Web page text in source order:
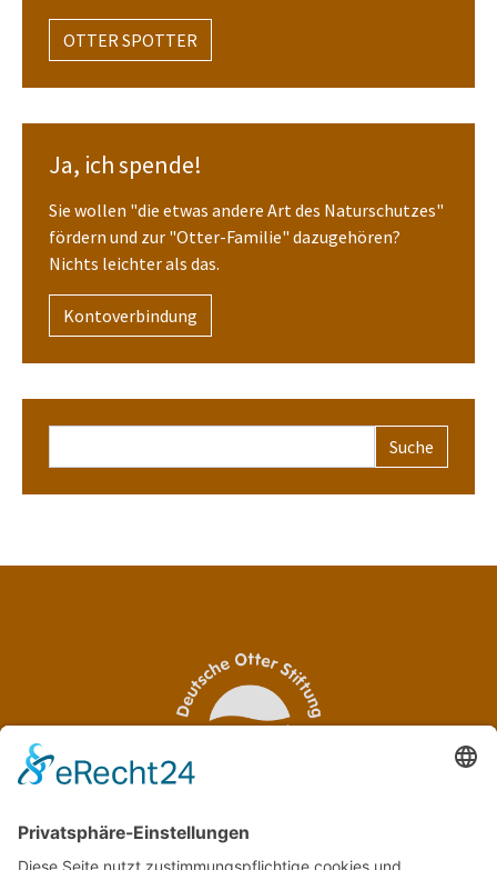
OTTER SPOTTER
Ja, ich spende!
Sie wollen "die etwas andere Art des Naturschutzes"
fördern und zur "Otter-Familie" dazugehören?
Nichts leichter als das.
Kontoverbindung
Sudendorfallee 1
29386 Hankensbüttel